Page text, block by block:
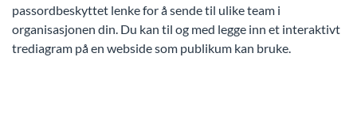
passordbeskyttet lenke for å sende til ulike team i
organisasjonen din. Du kan til og med legge inn et interaktivt
trediagram på en webside som publikum kan bruke.